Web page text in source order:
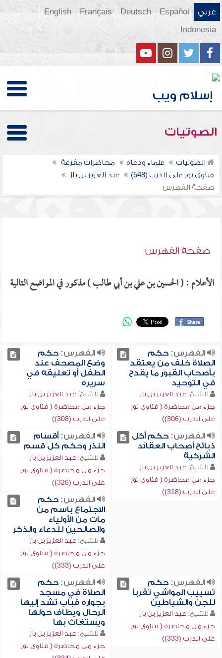
عربي Español
Deutsch
Français
English
Indonesia
الصوتيات
الصوتيات علماء ودعاة
محاضرات مفرغة
فتاوى نور على الدرب (548)
عبد العزيز بن باز
صفحة الفهرس
صفحة الفهرس
الأعلام : ( الحسين بن علي بن أبي طالب ) مذكور في المواضع التالية
الفهرس:حكم
الصلاة خلف من يعتقد
بأصحاب القبور ما يقدح
في التوحيد
للشيخ: عبد العزيز بن باز
جزء من محاضرة ( فتاوى نور
على الدرب (306))
الفهرس:حكم
وضع المصحف عند
الطفل أو تعليقه في
سريره
للشيخ: عبد العزيز بن باز
جزء من محاضرة ( فتاوى نور
على الدرب (308))
الفهرس:حكم أكل
ذبائح أصحاب العقائد
الشركية
للشيخ: عبد العزيز بن باز
جزء من محاضرة ( فتاوى نور
على الدرب (318))
الفهرس:أقسام
النذر وحكم كل قسم
للشيخ: عبد العزيز بن باز
جزء من محاضرة ( فتاوى نور
على الدرب (326))
الفهرس:حكم
الاجتماع باسم من
مات من الأولياء
والصالحين للدعاء والذكر
للشيخ: عبد العزيز بن باز
جزء من محاضرة ( فتاوى نور
على الدرب (333))
الفهرس:حكم
تسييب المواشي تقرباً
للجن والشياطين
للشيخ: عبد العزيز بن باز
جزء من محاضرة ( فتاوى نور
على الدرب (333))
الفهرس:حكم
الصلاة في مسجد
بجواره قباب تشد إليها
الرحال ويطاف حولها
ويستغاث بها
للشيخ: عبد العزيز بن باز
جزء من محاضرة ( فتاوى نور